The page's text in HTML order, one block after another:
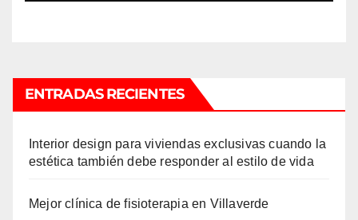
ENTRADAS RECIENTES
Interior design para viviendas exclusivas cuando la
estética también debe responder al estilo de vida
Mejor clínica de fisioterapia en Villaverde